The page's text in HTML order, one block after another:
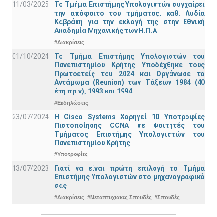
11/03/2025
Το Τμήμα Επιστήμης Υπολογιστών συγχαίρει
την απόφοιτο του τμήματος, καθ. Λυδία
Καβράκη για την εκλογή της στην Εθνική
Ακαδημία Μηχανικής των Η.Π.Α
#Διακρίσεις
01/10/2024
Το Τμήμα Επιστήμης Υπολογιστών του
Πανεπιστημίου Κρήτης Υποδέχθηκε τους
Πρωτοετείς του 2024 και Οργάνωσε το
Αντάμωμα (Reunion) των Τάξεων 1984 (40
έτη πριν), 1993 και 1994
#Εκδηλώσεις
23/07/2024
Η Cisco Systems Χορηγεί 10 Υποτροφίες
Πιστοποίησης CCNA σε Φοιτητές του
Τμήματος Επιστήμης Υπολογιστών του
Πανεπιστημίου Κρήτης
#Υποτροφίες
13/07/2023
Γιατί να είναι πρώτη επιλογή το Τμήμα
Επιστήμης Υπολογιστών στο μηχανογραφικό
σας
#Διακρίσεις #Μεταπτυχιακές Σπουδές #Σπουδές